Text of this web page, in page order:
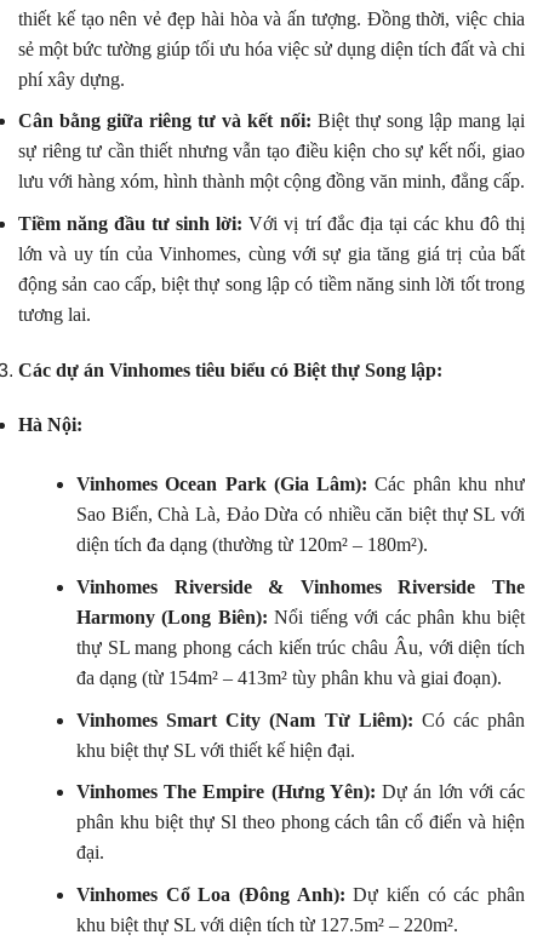
thiết kế tạo nên vẻ đẹp hài hòa và ấn tượng. Đồng thời, việc chia
sẻ một bức tường giúp tối ưu hóa việc sử dụng diện tích đất và chi
phí xây dựng.
Cân bằng giữa riêng tư và kết nối: Biệt thự song lập mang lại
sự riêng tư cần thiết nhưng vẫn tạo điều kiện cho sự kết nối, giao
lưu với hàng xóm, hình thành một cộng đồng văn minh, đẳng cấp.
Tiềm năng đầu tư sinh lời: Với vị trí đắc địa tại các khu đô thị
lớn và uy tín của Vinhomes, cùng với sự gia tăng giá trị của bất
động sản cao cấp, biệt thự song lập có tiềm năng sinh lời tốt trong
tương lai.
Các dự án Vinhomes tiêu biểu có Biệt thự Song lập:
Hà Nội:
Vinhomes Ocean Park (Gia Lâm): Các phân khu như
Sao Biển, Chà Là, Đảo Dừa có nhiều căn biệt thự SL với
diện tích đa dạng (thường từ 120m² – 180m²).
Vinhomes Riverside & Vinhomes Riverside The
Harmony (Long Biên): Nổi tiếng với các phân khu biệt
thự SL mang phong cách kiến trúc châu Âu, với diện tích
đa dạng (từ 154m² – 413m² tùy phân khu và giai đoạn).
Vinhomes Smart City (Nam Từ Liêm): Có các phân
khu biệt thự SL với thiết kế hiện đại.
Vinhomes The Empire (Hưng Yên): Dự án lớn với các
phân khu biệt thự Sl theo phong cách tân cổ điển và hiện
đại.
Vinhomes Cổ Loa (Đông Anh): Dự kiến có các phân
khu biệt thự SL với diện tích từ 127.5m² – 220m².